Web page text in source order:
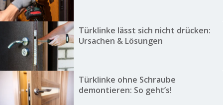
Türklinke lässt sich nicht drücken:
Ursachen & Lösungen
Türklinke ohne Schraube
demontieren: So geht’s!